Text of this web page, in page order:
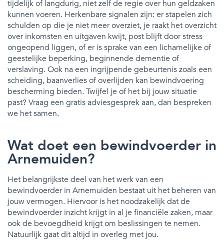
tijdelijk of langdurig, niet zelf de regie over hun geldzaken
kunnen voeren. Herkenbare signalen zijn: er stapelen zich
schulden op die je niet meer overziet, je raakt het overzicht
over inkomsten en uitgaven kwijt, post blijft door stress
ongeopend liggen, of er is sprake van een lichamelijke of
geestelijke beperking, beginnende dementie of
verslaving. Ook na een ingrijpende gebeurtenis zoals een
scheiding, baanverlies of overlijden kan bewindvoering
bescherming bieden. Twijfel je of het bij jouw situatie
past? Vraag een gratis adviesgesprek aan, dan bespreken
we het samen.
Wat doet een bewindvoerder in
Arnemuiden?
Het belangrijkste deel van het werk van een
bewindvoerder in Arnemuiden bestaat uit het beheren van
jouw vermogen. Hiervoor is het noodzakelijk dat de
bewindvoerder inzicht krijgt in al je financiële zaken, maar
ook de bevoegdheid krijgt om beslissingen te nemen.
Natuurlijk gaat dit altijd in overleg met jou.